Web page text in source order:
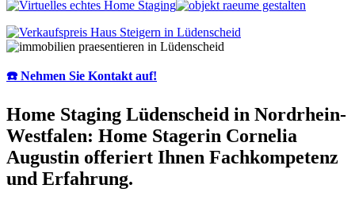
☎️ Nehmen Sie Kontakt auf!
Home Staging Lüdenscheid in Nordrhein-
Westfalen: Home Stagerin Cornelia
Augustin offeriert Ihnen Fachkompetenz
und Erfahrung.